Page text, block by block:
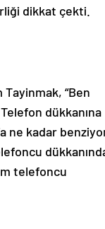
dikkat çekti.
“Ben
dükkanına
ne kadar
telefoncu